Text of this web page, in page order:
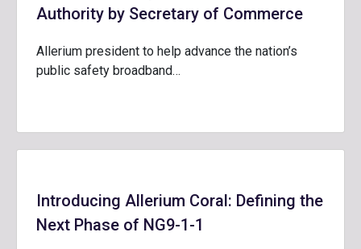
Authority by Secretary of Commerce
Allerium president to help advance the nation’s
public safety broadband…
Introducing Allerium Coral: Defining the
Next Phase of NG9-1-1